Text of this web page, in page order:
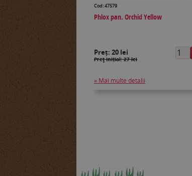
Cod: 47579
Phlox pan. Orchid Yellow
Preț: 20 lei
Preţ inițial: 27 lei
» Mai multe detalii